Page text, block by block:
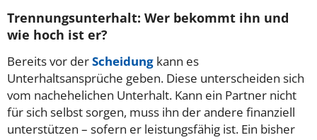
Trennungsunterhalt: Wer bekommt ihn und
wie hoch ist er?
Bereits vor derScheidung kann es
Unterhaltsansprüche geben. Diese unterscheiden sich
vom nachehelichen Unterhalt. Kann ein Partner nicht
für sich selbst sorgen, muss ihn der andere finanziell
unterstützen – sofern er leistungsfähig ist. Ein bisher